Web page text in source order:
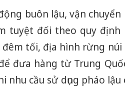
buôn lậu, vận chuyển
tuyệt đối theo quy định
đêm tối, địa hình rừng núi
đưa hàng từ Trung
cầu sử dụng pháo lậu